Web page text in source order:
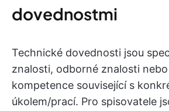
dovednostmi
Technické dovednosti jsou
znalosti, odborné znalosti
kompetence související s
úkolem/prací. Pro spisovatele